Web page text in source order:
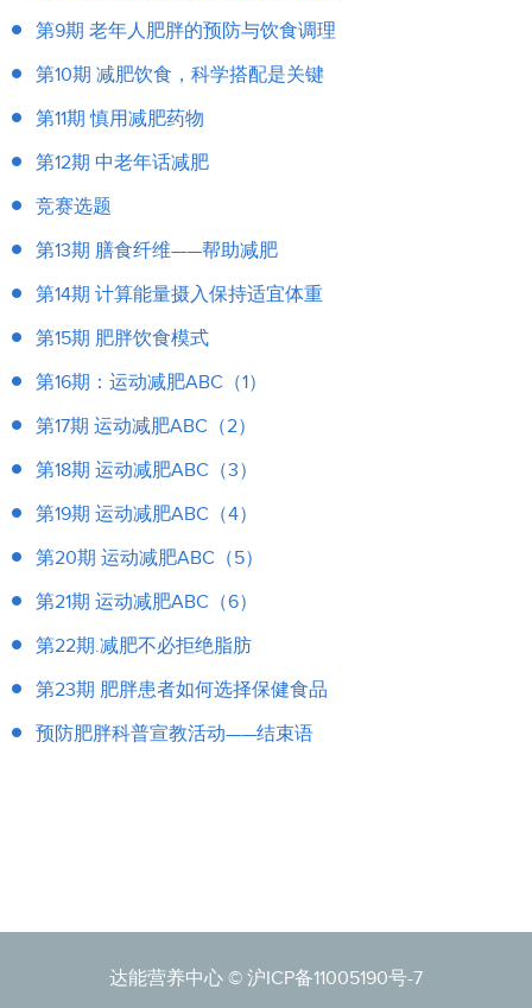
第9期 老年人肥胖的预防与饮食调理
第10期 减肥饮食，科学搭配是关键
第11期 慎用减肥药物
第12期 中老年话减肥
竞赛选题
第13期 膳食纤维——帮助减肥
第14期 计算能量摄入保持适宜体重
第15期 肥胖饮食模式
第16期：运动减肥ABC（1）
第17期 运动减肥ABC（2）
第18期 运动减肥ABC（3）
第19期 运动减肥ABC（4）
第20期 运动减肥ABC（5）
第21期 运动减肥ABC（6）
第22期.减肥不必拒绝脂肪
第23期 肥胖患者如何选择保健食品
预防肥胖科普宣教活动——结束语
达能营养中心 © 沪ICP备11005190号-7